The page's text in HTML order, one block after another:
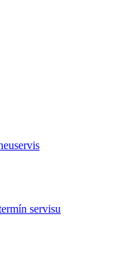
servisu